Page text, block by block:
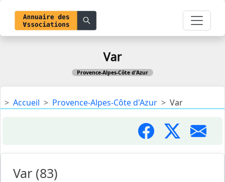
Var
Provence-Alpes-Côte d'Azur
Accueil Provence-Alpes-Côte d'Azur Var
Var (83)